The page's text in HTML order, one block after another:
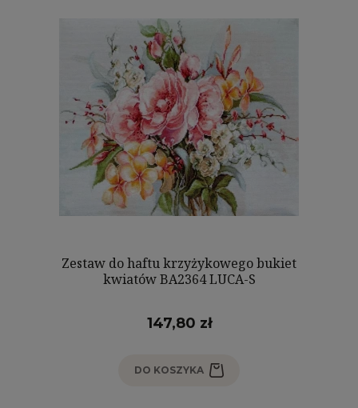
Zestaw do haftu krzyżykowego bukiet
kwiatów BA2364 LUCA-S
147,80 zł
DO KOSZYKA